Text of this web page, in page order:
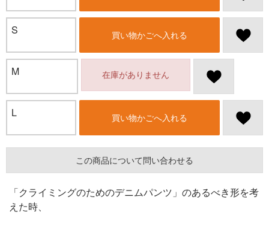
S 買い物かごへ入れる
M 在庫がありません
L 買い物かごへ入れる
この商品について問い合わせる
「クライミングのためのデニムパンツ」のあるべき形を考
えた時、